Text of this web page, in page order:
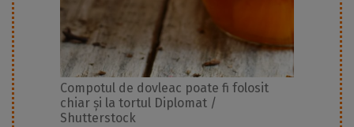
Compotul de dovleac poate fi folosit
chiar și la tortul Diplomat /
Shutterstock